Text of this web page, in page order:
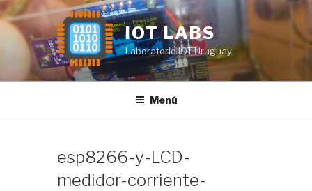
Saltar
al
contenido
IOT LABS
Laboratorio IOT Uruguay
Menú
esp8266-y-LCD-
medidor-corriente-